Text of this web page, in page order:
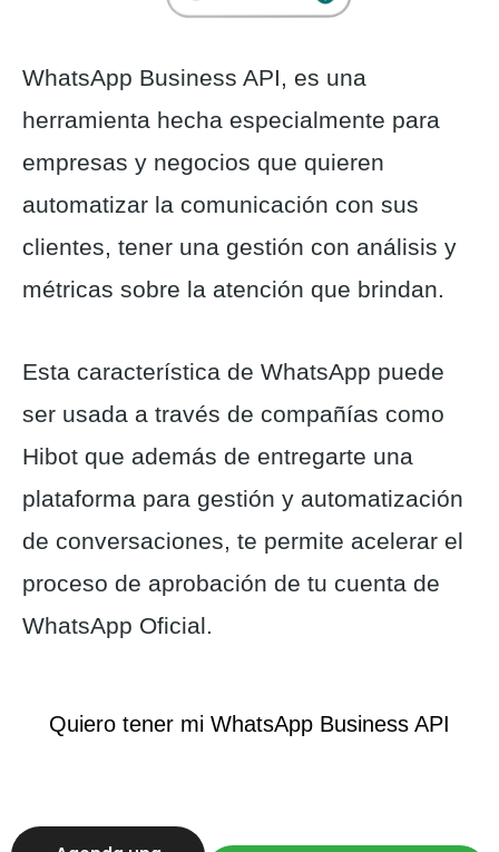
WhatsApp Business API, es una
herramienta hecha especialmente para
empresas y negocios que quieren
automatizar la comunicación con sus
clientes, tener una gestión con análisis y
métricas sobre la atención que brindan.
Esta característica de WhatsApp puede
ser usada a través de compañías como
Hibot que además de entregarte una
plataforma para gestión y automatización
de conversaciones, te permite acelerar el
proceso de aprobación de tu cuenta de
WhatsApp Oficial.
Quiero tener mi WhatsApp Business API